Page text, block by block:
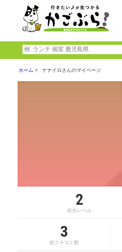
ホーム ナナイロさんのマイページ
2
総合レベル
3
総クチコミ数